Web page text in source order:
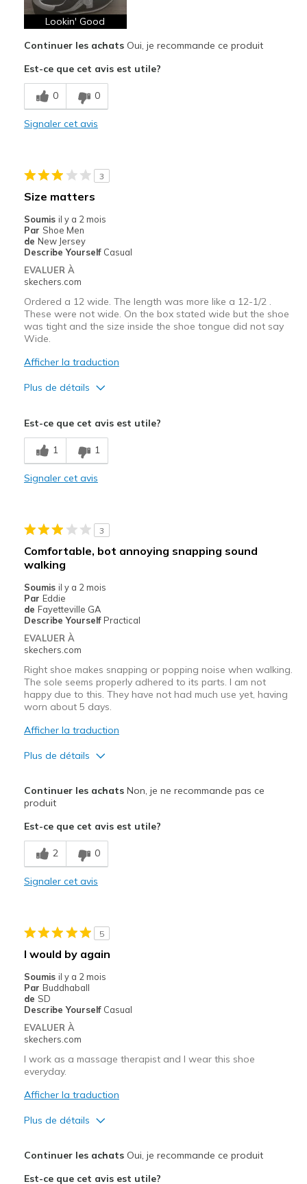
Stylish
Les meilleures utilisations
Casual Wear
Going Out
Width
Lookin' Good
Continuer les achatsOui, je recommande ce produit
Est-ce que cet avis est utile?
0 0
Signaler cet avis
3
Size matters
Soumis il y a 2 mois
Par Shoe Men
de New Jersey
Describe Yourself Casual
EVALUER À
skechers.com
Ordered a 12 wide. The length was more like a 12-1/2 .
These were not wide. On the box stated wide but the shoe
was tight and the size inside the shoe tongue did not say
Wide.
Afficher la traduction
Plus de détails
Breathe Well
Comfortable
Sizing
View On Shoes
I'm Really Into Shoes
Est-ce que cet avis est utile?
1 1
Signaler cet avis
3
Comfortable, bot annoying snapping sound
walking
Soumis il y a 2 mois
Par Eddie
de Fayetteville GA
Describe Yourself Practical
EVALUER À
skechers.com
Right shoe makes snapping or popping noise when walking.
The sole seems properly adhered to its parts. I am not
happy due to this. They have not had much use yet, having
worn about 5 days.
Afficher la traduction
Plus de détails
Attractive Design
Breathe Well
Comfortable
Stylish
Casual Wear
Going Out
Width
Sizing
View On Shoes
Continuer les achatsNon, je ne recommande pas ce
produit
Est-ce que cet avis est utile?
2 0
Signaler cet avis
5
I would by again
Soumis il y a 2 mois
Par Buddhaball
de SD
Describe Yourself Casual
EVALUER À
skechers.com
I work as a massage therapist and I wear this shoe
everyday.
Afficher la traduction
Plus de détails
Continuer les achatsOui, je recommande ce produit
Est-ce que cet avis est utile?